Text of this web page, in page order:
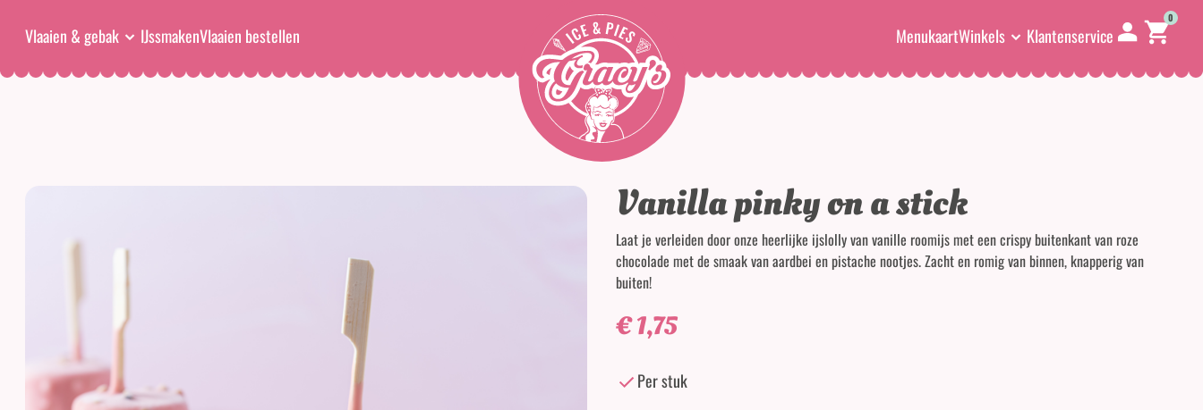
Vlaaien & gebak IJssmakenVlaaien bestellen MenukaartWinkels Klantenservice
0
Vanilla pinky on a stick
Laat je verleiden door onze heerlijke ijslolly van vanille roomijs met een crispy buitenkant van roze
chocolade met de smaak van aardbei en pistache nootjes. Zacht en romig van binnen, knapperig van
buiten!
€1,75
Per stuk